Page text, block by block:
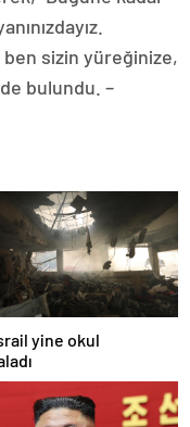
ben sizin yüreğinize,
bulundu. –
yine okul